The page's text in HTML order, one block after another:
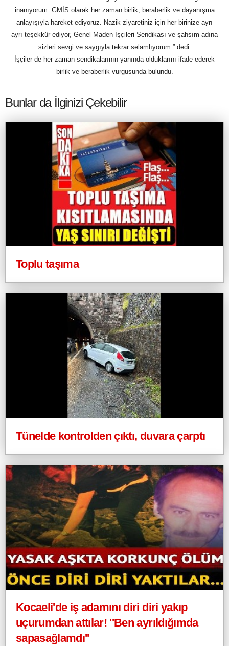
inanıyorum. GMİS olarak her zaman birlik, beraberlik ve dayanışma
anlayışıyla hareket ediyoruz. Nazik ziyaretiniz için her birinize ayrı
ayrı teşekkür ediyor, Genel Maden İşçileri Sendikası ve şahsım adına
sizleri sevgi ve saygıyla tekrar selamlıyorum.” dedi.
İşçiler de her zaman sendikalarının yanında olduklarını ifade ederek
birlik ve beraberlik vurgusunda bulundu.
Bunlar da İlginizi Çekebilir
Toplu taşıma
Tünelde kontrolden çıktı, duvara çarptı
Kocaeli'de iş adamını diri diri yakıp
uçurumdan attılar! ''Ben ayrıldığımda
sapasağlamdı''